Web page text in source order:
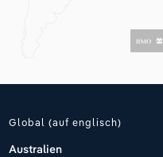
Global (auf englisch)
Australien